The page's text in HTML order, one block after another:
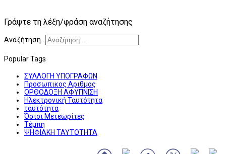
Γράψτε τη λέξη/φράση αναζήτησης
Αναζήτηση...
Popular Tags
ΣΥΛΛΟΓΗ ΥΠΟΓΡΑΦΩΝ
Προσωπικος Αριθμος
ΟΡΘΟΔΟΞΗ ΑΦΥΠΝΙΣΗ
Ηλεκτρονική Ταυτότητα
ταυτότητα
Όσιοι Μετεωρίτες
Τέμπη
ΨΗΦΙΑΚΗ ΤΑΥΤΟΤΗΤΑ